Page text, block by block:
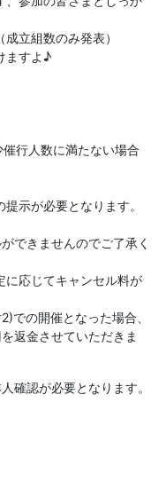
立組数のみ発表）
ますよ♪
行人数に満たない場合
示が必要となります。
できませんのでご了承く
応じてキャンセル料が
での開催となった場合、
返金させていただきま
確認が必要となります。